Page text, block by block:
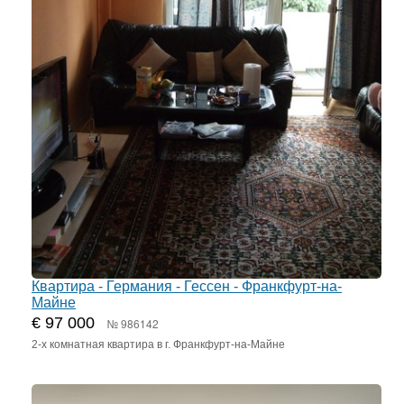
Квартира - Германия - Гессен - Франкфурт-на-
Майне
€ 97 000 № 986142
2-х комнатная квартира в г. Франкфурт-на-Майне